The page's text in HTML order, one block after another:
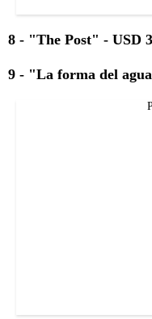
8 - "The Post" - USD
9 - "La forma del